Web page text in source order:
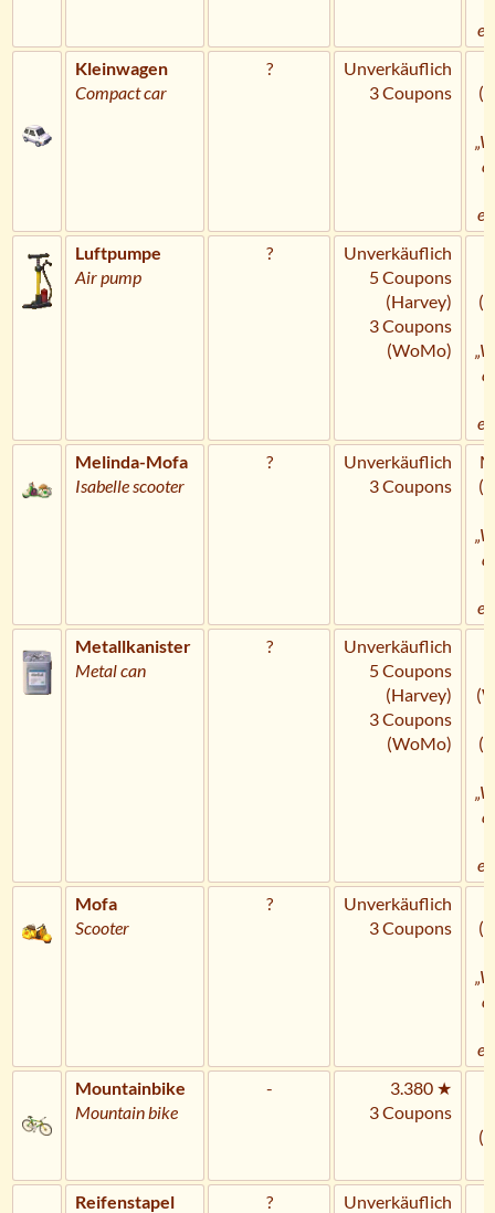
Kleinwagen
Compact car
?
Unverkäuflich
3 Coupons
Luftpumpe
Air pump
?
Unverkäuflich
5 Coupons
(Harvey)
3 Coupons
(WoMo)
Melinda-Mofa
Isabelle scooter
?
Unverkäuflich
3 Coupons
Metallkanister
Metal can
?
Unverkäuflich
5 Coupons
(Harvey)
3 Coupons
(WoMo)
Mofa
Scooter
?
Unverkäuflich
3 Coupons
Mountainbike
Mountain bike
-
3.380 ★
3 Coupons
Reifenstapel
?
Unverkäuflich